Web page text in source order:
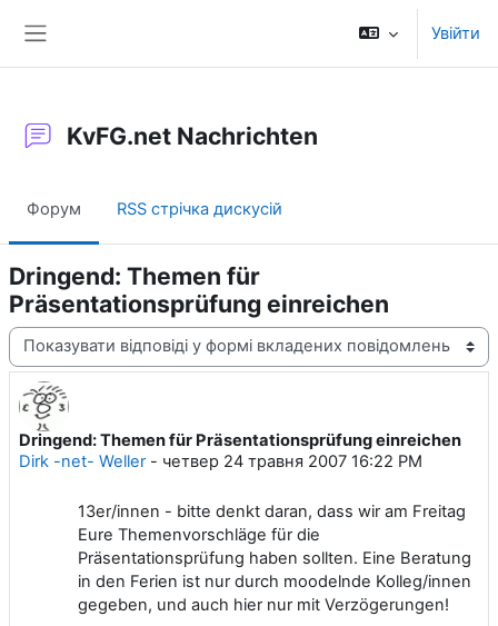
Увійти
KvFG.net Nachrichten
Форум RSS стрічка дискусій
Dringend: Themen für
Präsentationsprüfung einreichen
Тип показу
Dringend: Themen für Präsentationsprüfung einreichen
Dirk -net- Weller- четвер 24 травня 2007 16:22 PM
Кількість відповідей: 0
13er/innen - bitte denkt daran, dass wir am Freitag
Eure Themenvorschläge für die
Präsentationsprüfung haben sollten. Eine Beratung
in den Ferien ist nur durch moodelnde Kolleg/innen
gegeben, und auch hier nur mit Verzögerungen!